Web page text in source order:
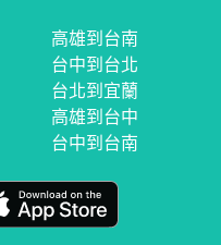
高雄到台南
台中到台北
台北到宜蘭
高雄到台中
台中到台南